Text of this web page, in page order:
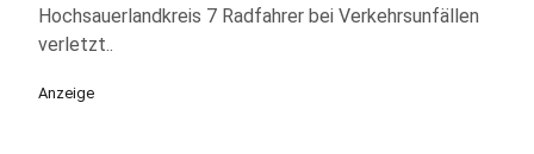
Hochsauerlandkreis 7 Radfahrer bei Verkehrsunfällen
verletzt..
Anzeige